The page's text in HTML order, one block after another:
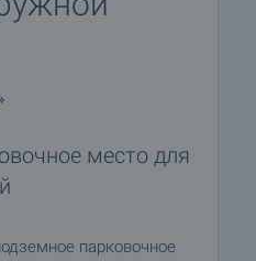
место для
парковочное